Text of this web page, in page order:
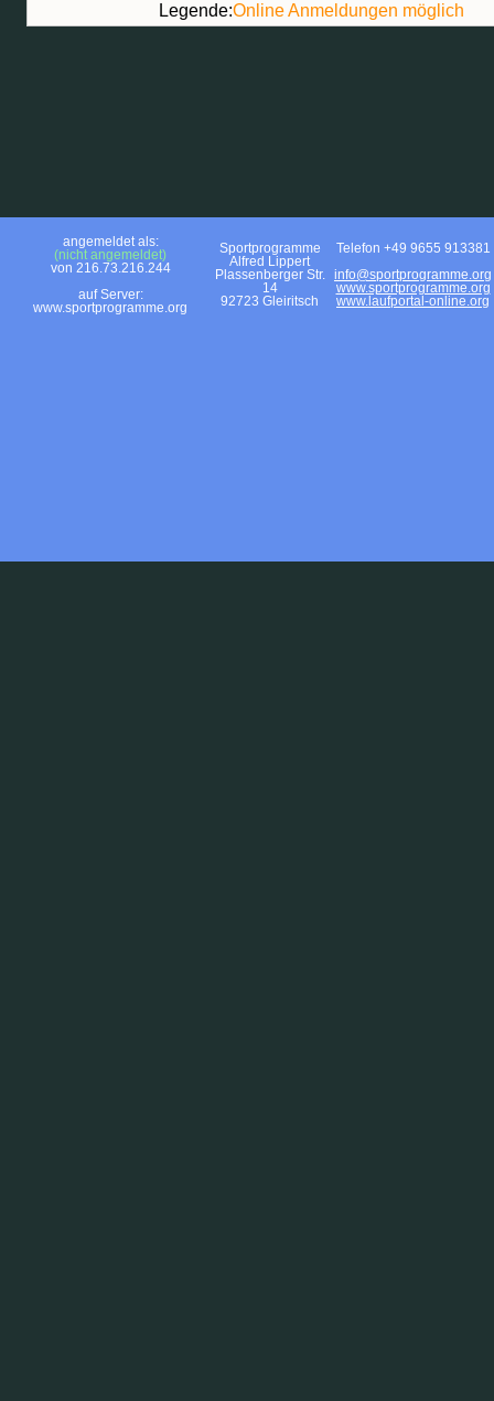
Legende:Online Anmeldungen möglich
angemeldet als:
(nicht angemeldet)
von 216.73.216.244
auf Server:
www.sportprogramme.org
Sportprogramme
Alfred Lippert
Plassenberger Str.
14
92723 Gleiritsch
Telefon +49 9655 913381
info@sportprogramme.org
www.sportprogramme.org
www.laufportal-online.org